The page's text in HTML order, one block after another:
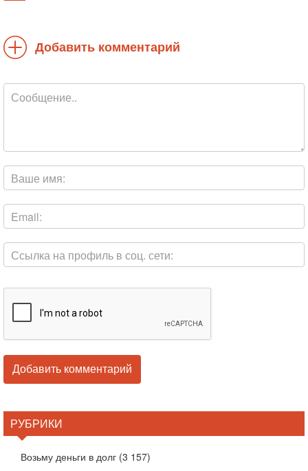
Добавить комментарий
РУБРИКИ
Возьму деньги в долг (3 157)